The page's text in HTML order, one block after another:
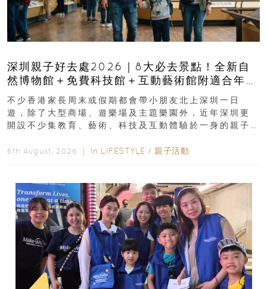
深圳親子好去處2026｜8大必去景點！全新自
然博物館＋免費科技館＋互動藝術館附適合年
齡、交通、門票、開放時間
不少香港家長周末或假期都會帶小朋友北上深圳一日
遊，除了大型商場、遊樂場及主題樂園外，近年深圳更
開設不少集教育、藝術、科技及互動體驗於一身的親子
6th August, 2026 ｜ In LIFESTYLE / 親子活動